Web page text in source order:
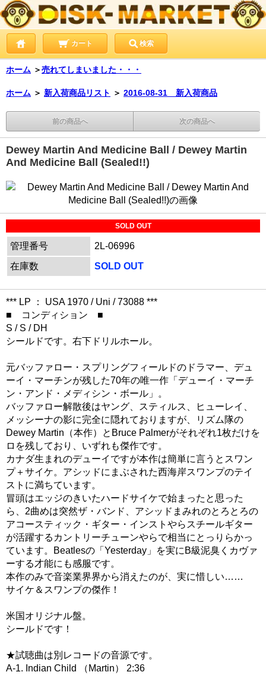
カート 検索
ホーム ＞売れてしまいました・・・
ホーム ＞ 新入荷商品リスト ＞ 2016-08-31 新入荷商品
前の商品へ 次の商品へ
Dewey Martin And Medicine Ball / Dewey Martin
And Medicine Ball (Sealed!!)
SOLD OUT
管理番号
2L-06996
在庫数
SOLD OUT
*** LP ： USA 1970 / Uni / 73088 ***
■ コンディション ■
S / S / DH
シールドです。右下ドリルホール。
元バッファロー・スプリングフィールドのドラマー、デュ
ーイ・マーチンが残した70年の唯一作「デューイ・マーチ
ン・アンド・メディシン・ボール」。
バッファロー解散後はヤング、スティルス、ヒューレイ、
メッシーナの影に完全に隠れておりますが、リズム隊の
Dewey Martin（本作）とBruce Palmerがそれぞれ1枚だけを
ロを残しており、いずれも傑作です。
カナダ生まれのデューイですが本作は簡単に言うとスワン
プ＋サイケ。アシッドにまぶされた西海岸スワンプのテイ
ストに満ちています。
冒頭はエッジのきいたハードサイケで始まったと思った
ら、2曲めは突然ザ・バンド、アシッドまみれのとろとろの
アコースティック・ギター・インストやらスチールギター
が活躍するカントリーチューンやらで相当にとっりらかっ
ています。Beatlesの「Yesterday」を実にB級泥臭くカヴァ
ーする才能にも感服です。
本作のみで音楽業界界から消えたのが、実に惜しい……
サイケ＆スワンプの傑作！
米国オリジナル盤。
シールドです！
★試聴曲は別レコードの音源です。
A-1. Indian Child （Martin） 2:36